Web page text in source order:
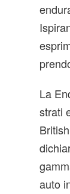
La
strati
auto